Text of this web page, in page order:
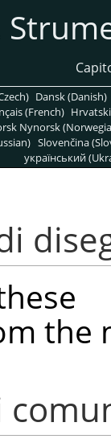
Dansk (Danish)
(French)
Nynorsk
Slovenčina
український
the